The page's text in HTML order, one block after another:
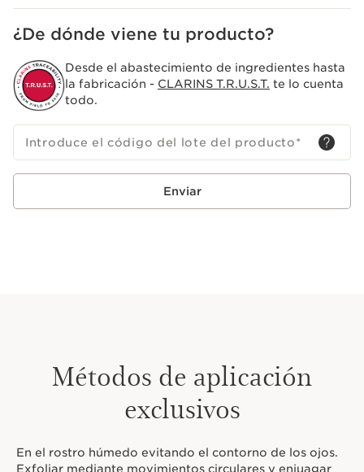
¿De dónde viene tu producto?
Desde el abastecimiento de ingredientes hasta
la fabricación - CLARINS T.R.U.S.T. te lo cuenta
todo.
Introduce el código del lote del producto*
Enviar
Métodos de aplicación
exclusivos
En el rostro húmedo evitando el contorno de los ojos.
Exfoliar mediante movimientos circulares y enjuagar